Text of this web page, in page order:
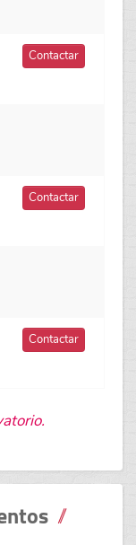
Contactar
Contactar
Contactar